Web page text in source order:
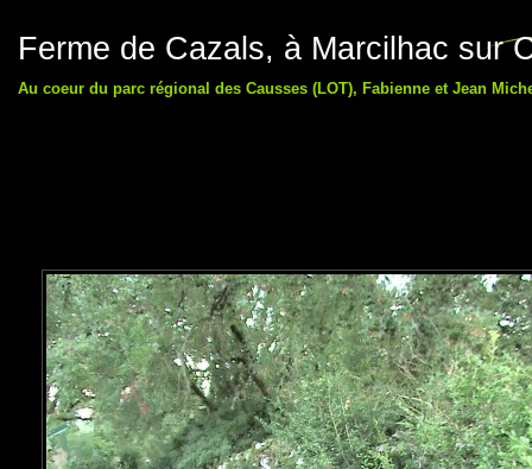
Ferme de Cazals, à Marcilhac sur
Au coeur du parc régional des Causses (LOT), Fabienne et Jean